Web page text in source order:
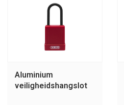
Aluminium
veiligheidshangslot